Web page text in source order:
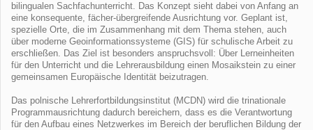
bilingualen Sachfachunterricht. Das Konzept sieht dabei von Anfang an
eine konsequente, fächer-übergreifende Ausrichtung vor. Geplant ist,
spezielle Orte, die im Zusammenhang mit dem Thema stehen, auch
über moderne Geoinformationssysteme (GIS) für schulische Arbeit zu
erschließen. Das Ziel ist besonders anspruchsvoll: Über Lerneinheiten
für den Unterricht und die Lehrerausbildung einen Mosaikstein zu einer
gemeinsamen Europäische Identität beizutragen.
Das polnische Lehrerfortbildungsinstitut (MCDN) wird die trinationale
Programmausrichtung dadurch bereichern, dass es die Verantwortung
für den Aufbau eines Netzwerkes im Bereich der beruflichen Bildung der